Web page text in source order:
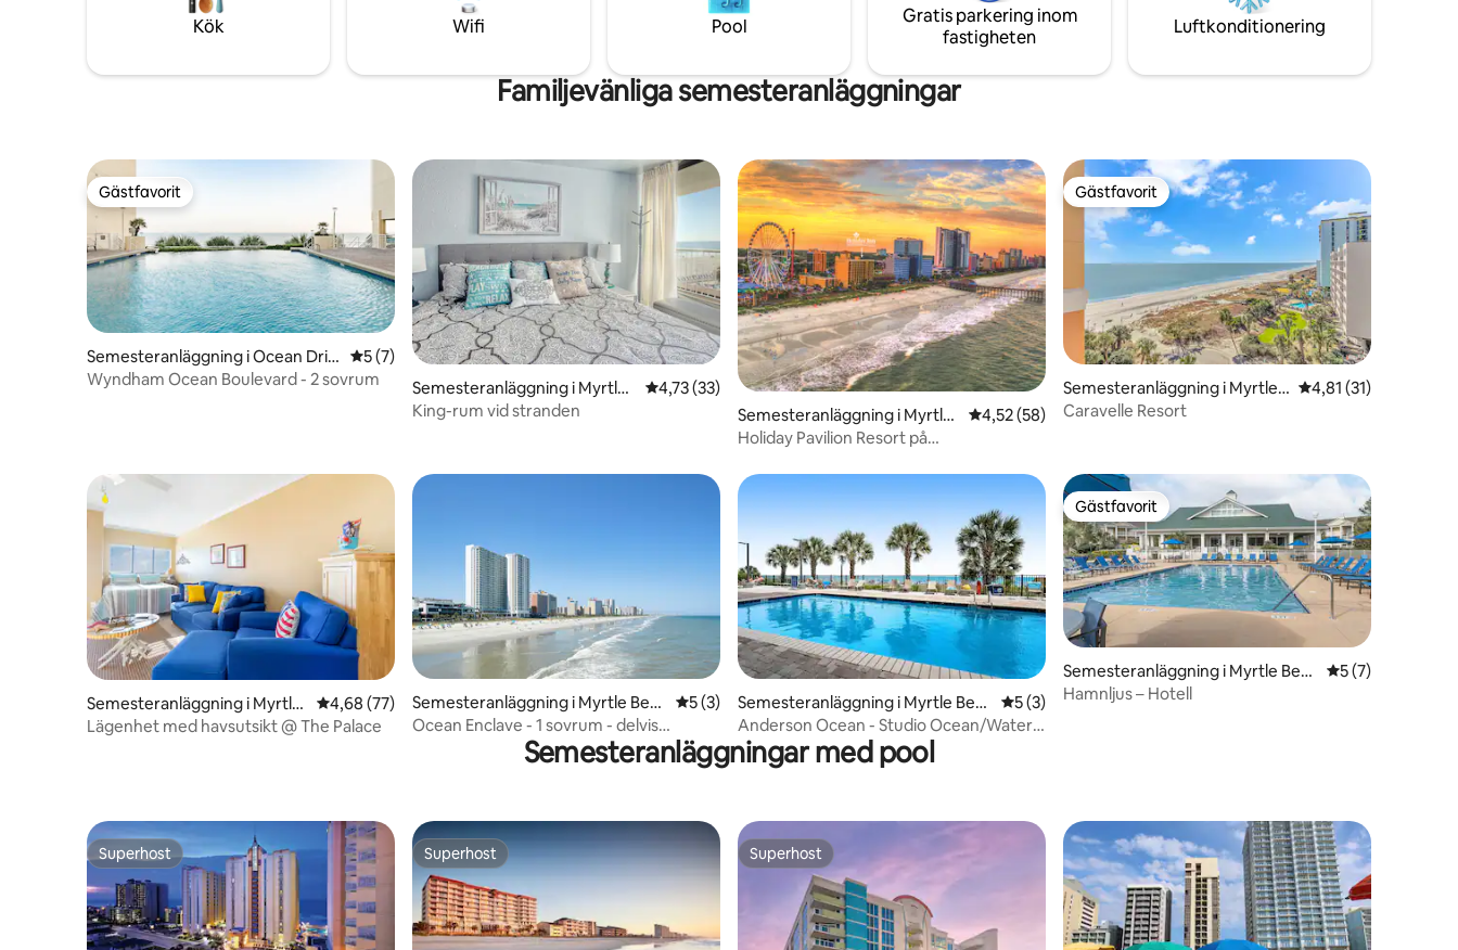
till stranden. Fråga om vår
smekmånad/jubileumspaket vi erbjuder.
Kök Wifi Pool
Gratis parkering inom
fastigheten
Luftkonditionering
Familjevänliga semesteranläggningar
Gästfavorit
Gästfavorit
Semesteranläggning i Ocean Driv
e Beach
5 av 5 i genomsnittligt betyg, 7 omdömen
5 (7)
Wyndham Ocean Boulevard - 2 sovrum
Semesteranläggning i Myrtle
Beach
4,73 av 5 i genomsnittligt betyg, 33 omdömen
4,73 (33)
King-rum vid stranden
Semesteranläggning i Myrtle
Beach
4,52 av 5 i genomsnittligt betyg, 58 omdömen
4,52 (58)
Holiday Pavilion Resort på
Gästfavorit
Gästfavorit
Semesteranläggning i Myrtle
Beach
4,81 av 5 i
4,81 (31)
Caravelle Resort
Semesteranläggning i Myrtle
Beach
4,68 av 5 i genomsnittligt betyg, 77 omdömen
4,68 (77)
Lägenhet med havsutsikt @ The Palace
Semesteranläggning i Myrtle Beac
h
5 av 5 i genomsnittligt betyg, 3 omdömen
5 (3)
Ocean Enclave - 1 sovrum - delvis
Semesteranläggning i Myrtle Beac
h
5 av 5 i genomsnittligt betyg, 3 omdömen
5 (3)
Anderson Ocean - Studio Ocean/Water
View
Gästfavorit
Gästfavorit
Semesteranläggning i Myrtle Beac
h
5 av 5 i
5 (7)
Hamnljus – Hotell
Semesteranläggningar med pool
Superhost
Superhost Superhost
Superhost Superhost
Superhost